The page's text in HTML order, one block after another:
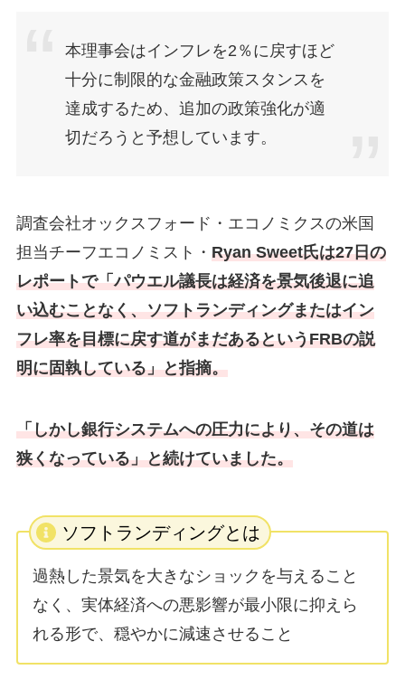
本理事会はインフレを2％に戻すほど
十分に制限的な金融政策スタンスを
達成するため、追加の政策強化が適
切だろうと予想しています。
調査会社オックスフォード・エコノミクスの米国
担当チーフエコノミスト・ Ryan Sweet氏は27日の
レポートで「パウエル議長は経済を景気後退に追
い込むことなく、ソフトランディングまたはイン
フレ率を目標に戻す道がまだあるというFRBの説
明に固執している」と指摘。
「しかし銀行システムへの圧力により、その道は
狭くなっている」と続けていました。
ソフトランディングとは
過熱した景気を大きなショックを与えること
なく、実体経済への悪影響が最小限に抑えら
れる形で、穏やかに減速させること